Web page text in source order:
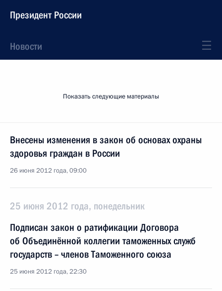
Президент России
Новости
Показать следующие материалы
Внесены изменения в закон об основах охраны
здоровья граждан в России
26 июня 2012 года, 09:00
25 июня 2012 года, понедельник
Подписан закон о ратификации Договора
об Объединённой коллегии таможенных служб
государств – членов Таможенного союза
25 июня 2012 года, 22:30